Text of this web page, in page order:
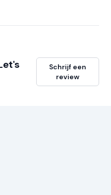
Schrijf een
review